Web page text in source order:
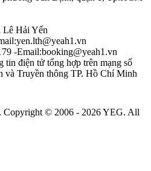
Lê Hải Yến
yen.lth@yeah1.vn
-Email:booking@yeah1.vn
tin điện tử tổng hợp trên mạng số
Truyền thông TP. Hồ Chí Minh
Copyright © 2006 - 2026 YEG. All